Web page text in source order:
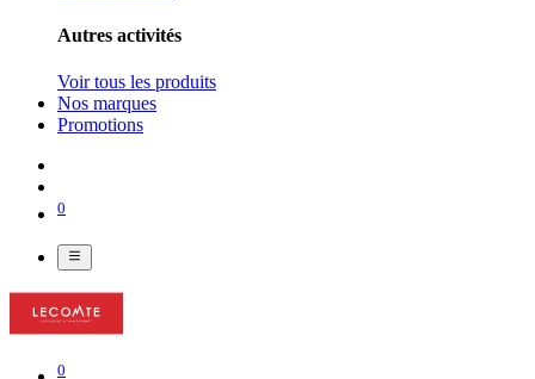
Autres activités
Voir tous les produits
Nos marques
Promotions
0
0